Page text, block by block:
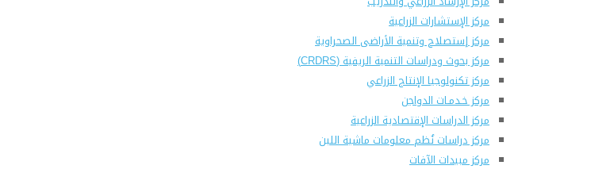
مركز الإستشارات الزراعية
مركز إستصلاح وتنمية الأراضى الصحراوية
مركز بحوث ودراسات التنمية الريفية (CRDRS)
مركز تكنولوجيا الإنتاج الزراعي
مركز خـدمـات الدواجن
مركز الدراسات الإقتصادية الزراعية
مركز دراسات نُظم معلومات ماشية اللبن
مركز مبيدات الآفات